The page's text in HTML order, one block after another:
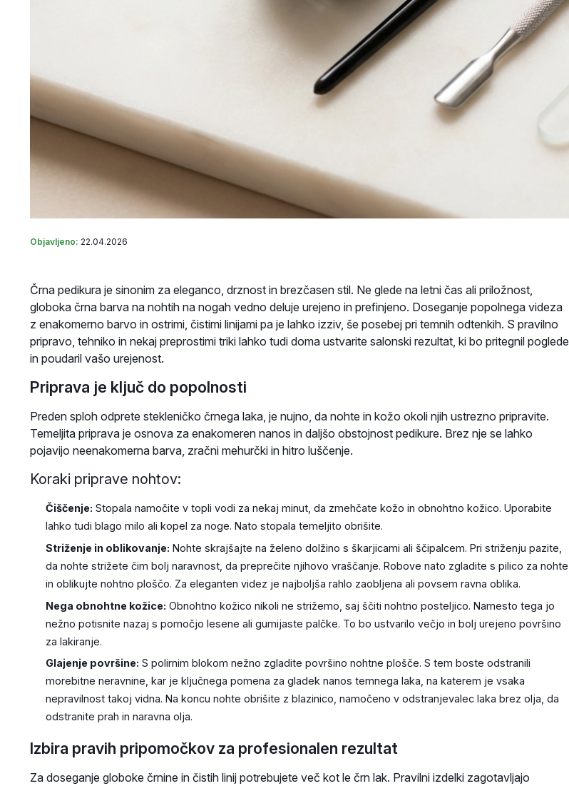
Objavljeno: 22.04.2026
Črna pedikura je sinonim za eleganco, drznost in brezčasen stil. Ne glede na letni čas ali priložnost,
globoka črna barva na nohtih na nogah vedno deluje urejeno in prefinjeno. Doseganje popolnega videza
z enakomerno barvo in ostrimi, čistimi linijami pa je lahko izziv, še posebej pri temnih odtenkih. S pravilno
pripravo, tehniko in nekaj preprostimi triki lahko tudi doma ustvarite salonski rezultat, ki bo pritegnil poglede
in poudaril vašo urejenost.
Priprava je ključ do popolnosti
Preden sploh odprete stekleničko črnega laka, je nujno, da nohte in kožo okoli njih ustrezno pripravite.
Temeljita priprava je osnova za enakomeren nanos in daljšo obstojnost pedikure. Brez nje se lahko
pojavijo neenakomerna barva, zračni mehurčki in hitro luščenje.
Koraki priprave nohtov:
Čiščenje: Stopala namočite v topli vodi za nekaj minut, da zmehčate kožo in obnohtno kožico. Uporabite
lahko tudi blago milo ali kopel za noge. Nato stopala temeljito obrišite.
Striženje in oblikovanje: Nohte skrajšajte na želeno dolžino s škarjicami ali ščipalcem. Pri striženju pazite,
da nohte strižete čim bolj naravnost, da preprečite njihovo vraščanje. Robove nato zgladite s pilico za nohte
in oblikujte nohtno ploščo. Za eleganten videz je najboljša rahlo zaobljena ali povsem ravna oblika.
Nega obnohtne kožice: Obnohtno kožico nikoli ne strižemo, saj ščiti nohtno posteljico. Namesto tega jo
nežno potisnite nazaj s pomočjo lesene ali gumijaste palčke. To bo ustvarilo večjo in bolj urejeno površino
za lakiranje.
Glajenje površine: S polirnim blokom nežno zgladite površino nohtne plošče. S tem boste odstranili
morebitne neravnine, kar je ključnega pomena za gladek nanos temnega laka, na katerem je vsaka
nepravilnost takoj vidna. Na koncu nohte obrišite z blazinico, namočeno v odstranjevalec laka brez olja, da
odstranite prah in naravna olja.
Izbira pravih pripomočkov za profesionalen rezultat
Za doseganje globoke črnine in čistih linij potrebujete več kot le črn lak. Pravilni izdelki zagotavljajo